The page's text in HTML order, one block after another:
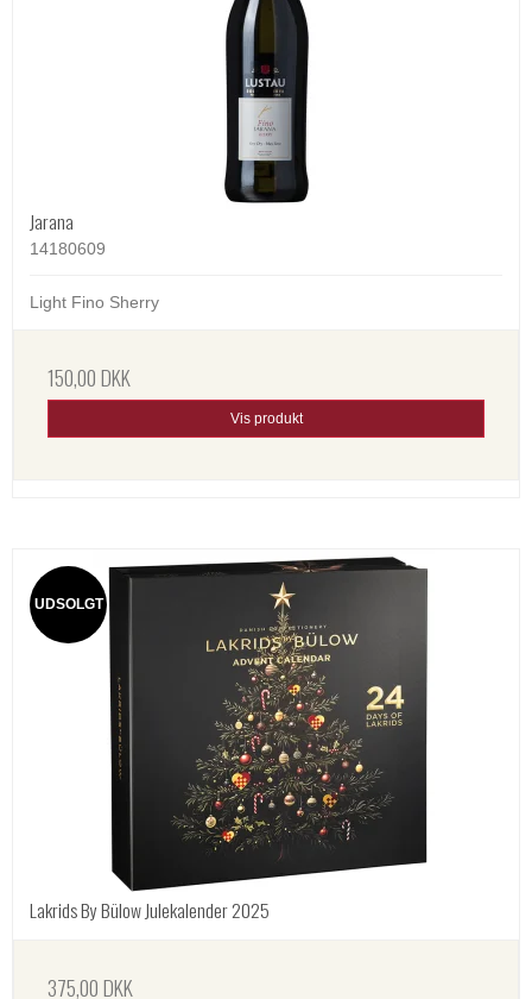
Jarana
14180609
Light Fino Sherry
150,00 DKK
Vis produkt
UDSOLGT
Lakrids By Bülow Julekalender 2025
375,00 DKK